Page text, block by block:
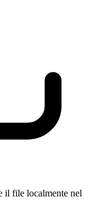
il file localmente nel